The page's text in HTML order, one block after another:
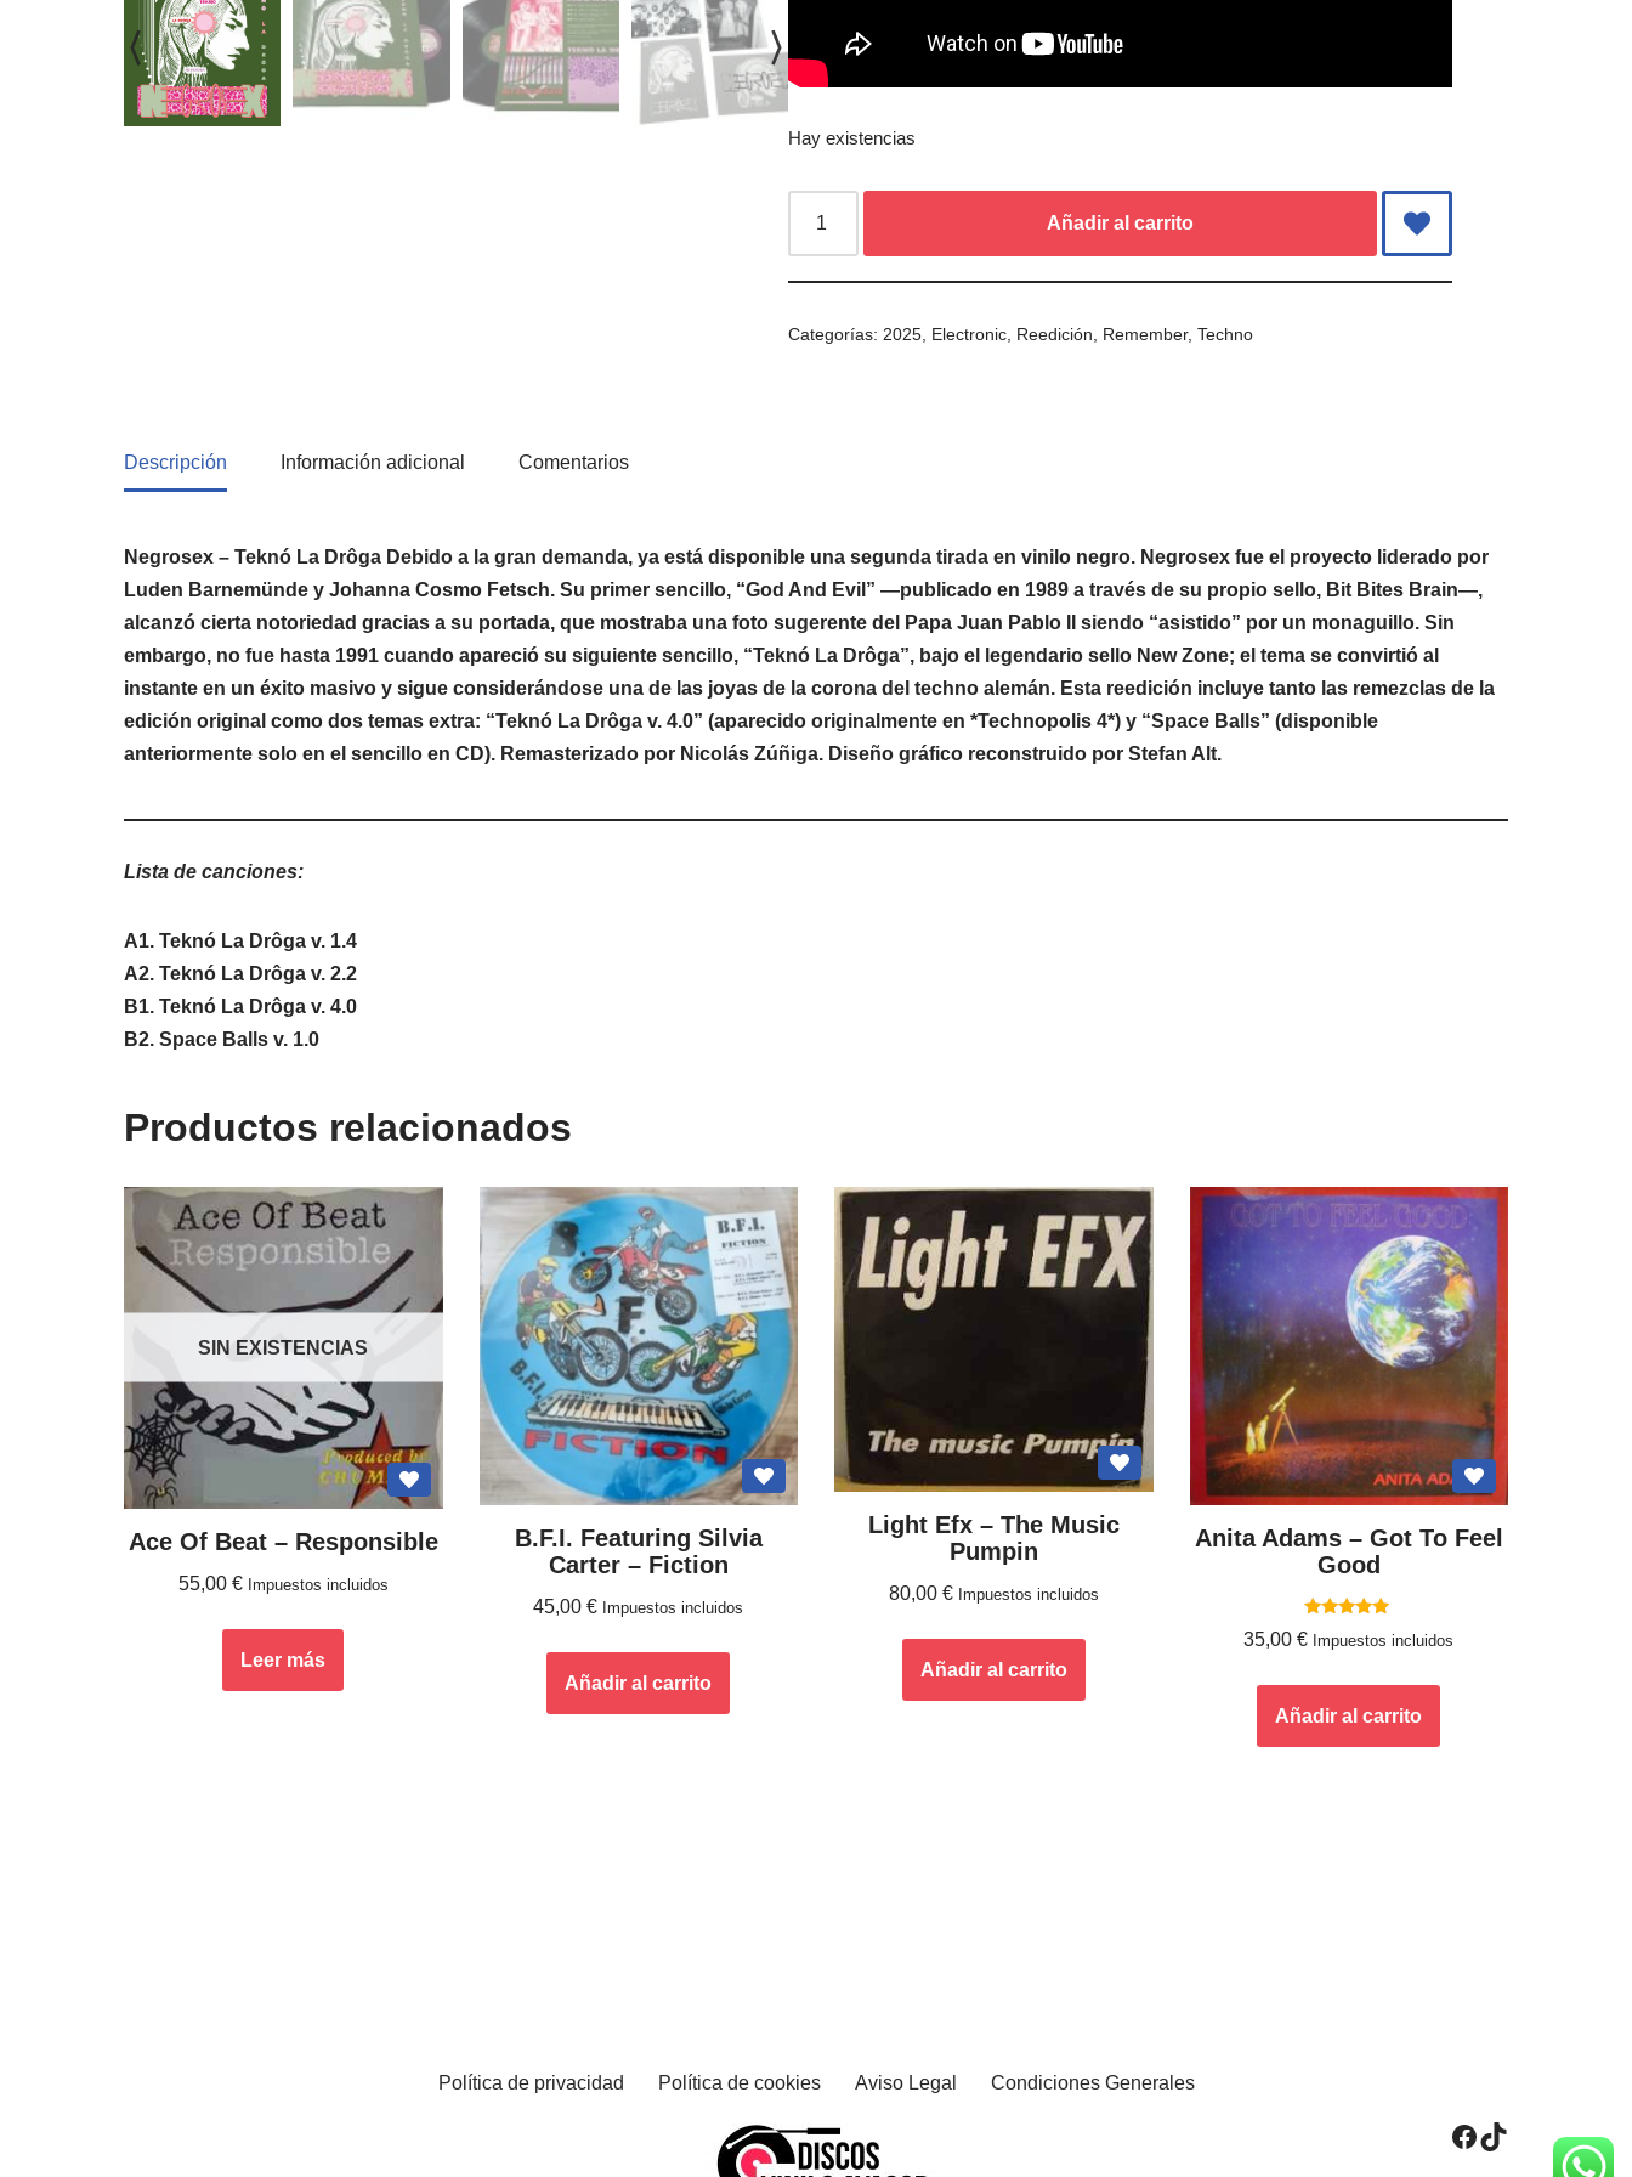
Hay existencias
Añadir al carrito
Categorías: 2025 Electronic Reedición Remember,Techno
Descripción Información adicional Comentarios
Negrosex – Teknó La Drôga Debido a la gran demanda, ya está disponible una segunda tirada en vinilo negro. Negrosex fue el proyecto liderado por
Luden Barnemünde y Johanna Cosmo Fetsch. Su primer sencillo, “God And Evil” —publicado en 1989 a través de su propio sello, Bit Bites Brain—,
alcanzó cierta notoriedad gracias a su portada, que mostraba una foto sugerente del Papa Juan Pablo II siendo “asistido” por un monaguillo. Sin
embargo, no fue hasta 1991 cuando apareció su siguiente sencillo, “Teknó La Drôga”, bajo el legendario sello New Zone; el tema se convirtió al
instante en un éxito masivo y sigue considerándose una de las joyas de la corona del techno alemán. Esta reedición incluye tanto las remezclas de la
edición original como dos temas extra: “Teknó La Drôga v. 4.0” (aparecido originalmente en *Technopolis 4*) y “Space Balls” (disponible
anteriormente solo en el sencillo en CD). Remasterizado por Nicolás Zúñiga. Diseño gráfico reconstruido por Stefan Alt.
Lista de canciones:
A1. Teknó La Drôga v. 1.4
A2. Teknó La Drôga v. 2.2
B1. Teknó La Drôga v. 4.0
B2. Space Balls v. 1.0
Productos relacionados
SIN EXISTENCIAS
Ace Of Beat ‎– Responsible
55,00 € Impuestos incluidos
Leer más
B.F.I. Featuring Silvia
Carter – Fiction
45,00€ Impuestos incluidos
Añadir al carrito
Light Efx ‎– The Music
Pumpin
80,00 € Impuestos incluidos
Añadir al carrito
Anita Adams ‎– Got To Feel
Good
con
35,00€ Impuestos incluidos
Añadir al carrito
Política de privacidad Política de cookies Aviso Legal Condiciones Generales